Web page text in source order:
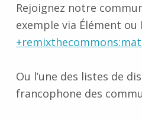
Rejoignez notre
exemple via Élément ou
Ou l’une des listes de
francophone des